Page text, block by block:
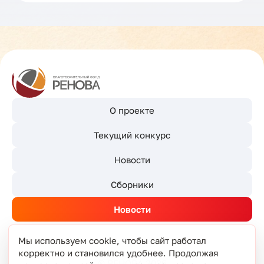
О проекте
Текущий конкурс
Новости
Сборники
Новости
Мы используем cookie, чтобы сайт работал
корректно и становился удобнее. Продолжая